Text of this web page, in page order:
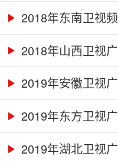
2018年东南卫视
2018年山西卫视
2019年安徽卫视
2019年东方卫视
2019年湖北卫视